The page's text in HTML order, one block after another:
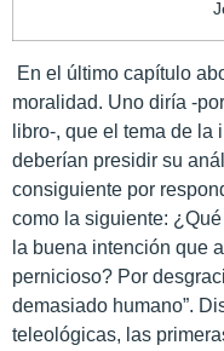
En el último capítulo
moralidad. Uno diría -
libro-, que el tema de
deberían presidir su
consiguiente por
como la siguiente:
la buena intención que
pernicioso? Por
demasiado humano”.
teleológicas, las